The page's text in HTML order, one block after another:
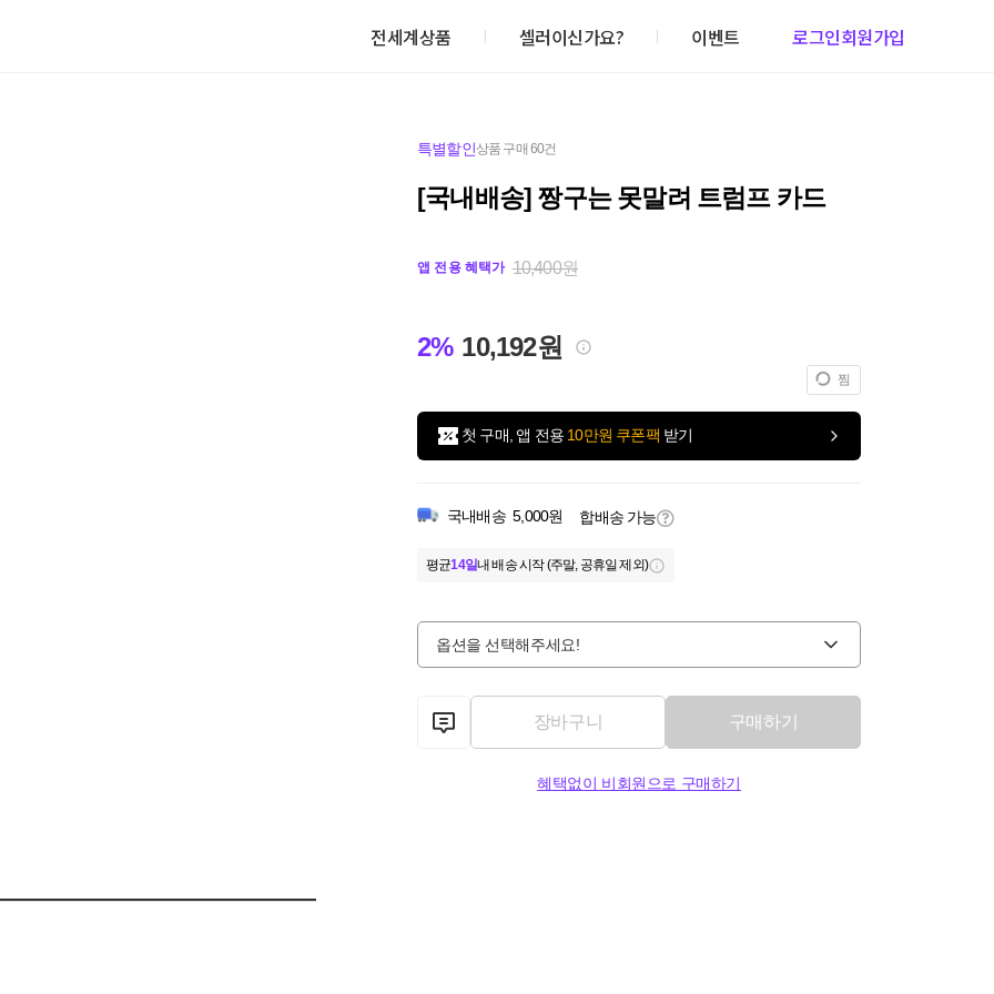
전세계상품 셀러이신가요? 이벤트 로그인회원가입
특별할인상품 구매 60건
[국내배송] 짱구는 못말려 트럼프 카드
앱 전용 혜택가 10,400원
2% 10,192원
찜
첫 구매, 앱 전용 10만원 쿠폰팩 받기
국내배송 5,000원 합배송 가능
평균14일내 배송 시작 (주말, 공휴일 제외)
옵션을 선택해주세요!
장바구니 구매하기
혜택없이 비회원으로 구매하기